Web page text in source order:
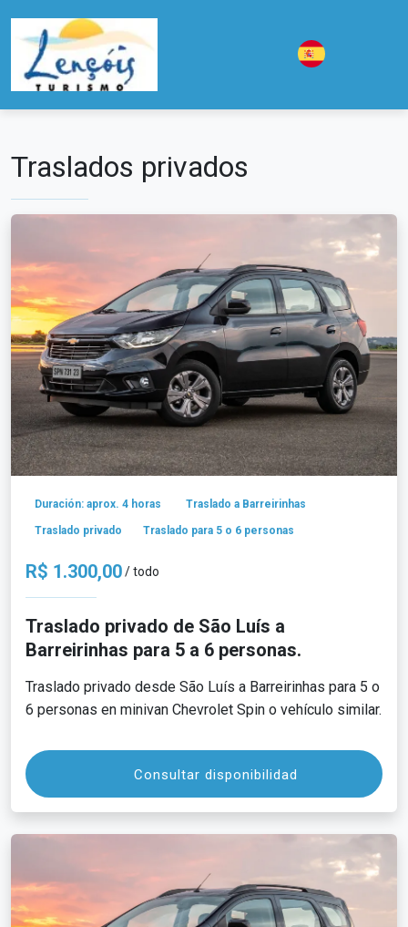
Traslados privados
Duración: aprox. 4 horas Traslado a Barreirinhas
Traslado privado Traslado para 5 o 6 personas
R$ 1.300,00/ todo
Traslado privado de São Luís a
Barreirinhas para 5 a 6 personas.
Traslado privado desde São Luís a Barreirinhas para 5 o
6 personas en minivan Chevrolet Spin o vehículo similar.
Consultar disponibilidad